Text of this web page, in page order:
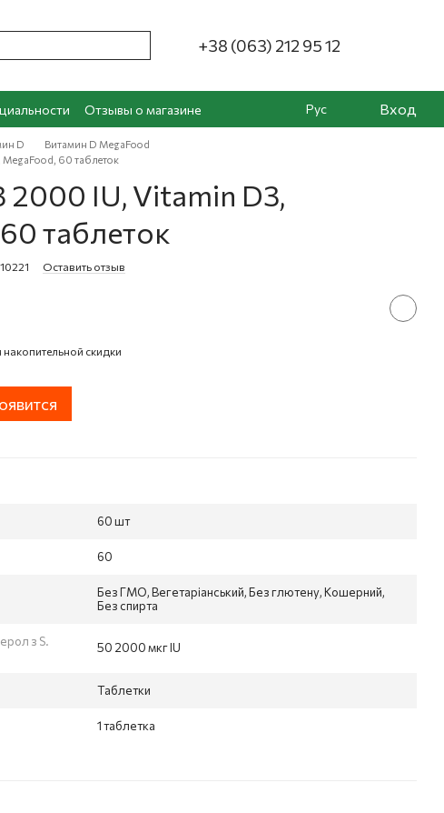
+38 (063) 212 95 12
Отзывы о магазине
Рус Вход
D
Витамин D MegaFood
60 таблеток
2000 IU, Vitamin D3,
таблеток
Оставить отзыв
скидки
60 шт
60
Без ГМО, Вегетаріанський, Без глютену, Кошерний,
Без спирта
з S.
50 2000 мкг IU
Таблетки
1 таблетка